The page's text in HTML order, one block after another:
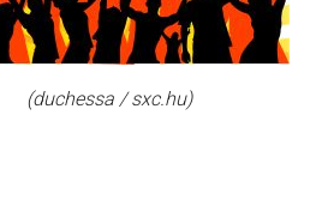
(duchessa / sxc.hu)